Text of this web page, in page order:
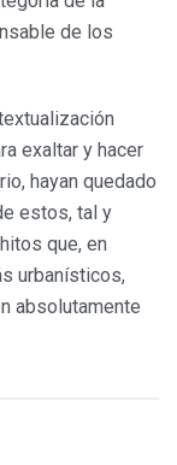
de los
exaltar y hacer
hayan quedado
estos, tal y
que, en
urbanísticos,
absolutamente